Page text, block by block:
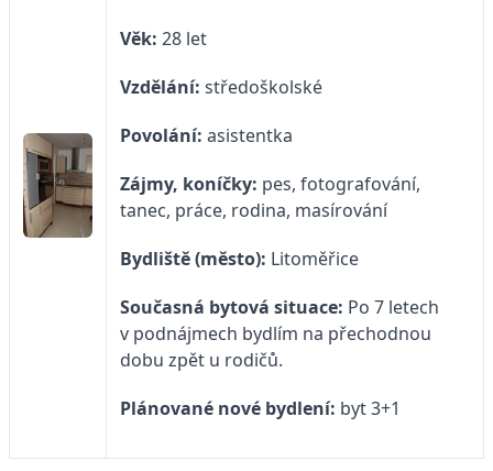
Věk: 28 let
Vzdělání: středoškolské
Povolání: asistentka
Zájmy, koníčky: pes, fotografování,
tanec, práce, rodina, masírování
Bydliště (město): Litoměřice
Současná bytová situace: Po 7 letech
v podnájmech bydlím na přechodnou
dobu zpět u rodičů.
Plánované nové bydlení: byt 3+1